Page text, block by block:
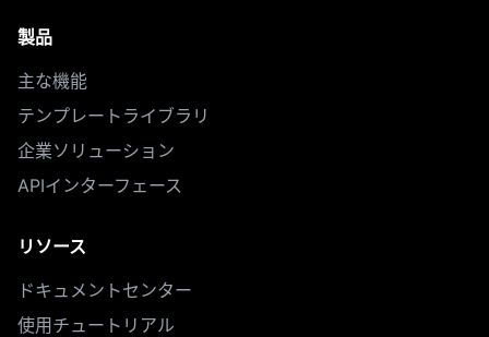
製品
主な機能
テンプレートライブラリ
企業ソリューション
APIインターフェース
リソース
ドキュメントセンター
使用チュートリアル